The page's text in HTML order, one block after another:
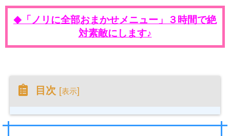
◆
「ノリに全部おまかせメニュー」３時間で絶
対素敵にします♪
目次 [表示]